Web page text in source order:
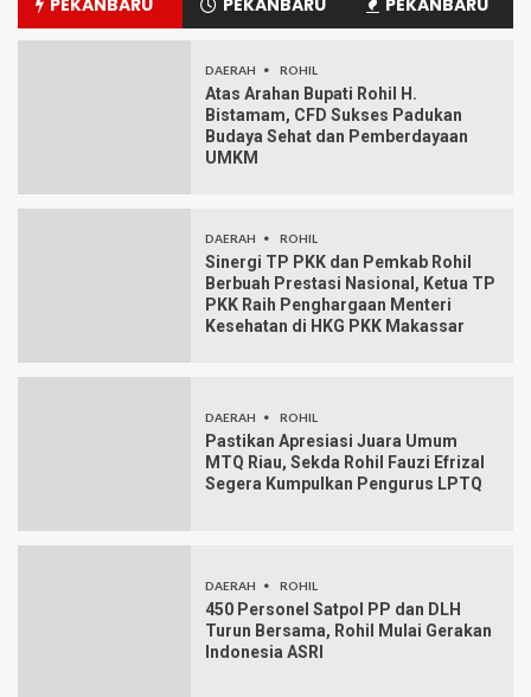
DAERAH ROHIL
Atas Arahan Bupati Rohil H.
Bistamam, CFD Sukses Padukan
Budaya Sehat dan Pemberdayaan
UMKM
DAERAH ROHIL
Sinergi TP PKK dan Pemkab Rohil
Berbuah Prestasi Nasional, Ketua TP
PKK Raih Penghargaan Menteri
Kesehatan di HKG PKK Makassar
DAERAH ROHIL
Pastikan Apresiasi Juara Umum
MTQ Riau, Sekda Rohil Fauzi Efrizal
Segera Kumpulkan Pengurus LPTQ
DAERAH ROHIL
450 Personel Satpol PP dan DLH
Turun Bersama, Rohil Mulai Gerakan
Indonesia ASRI